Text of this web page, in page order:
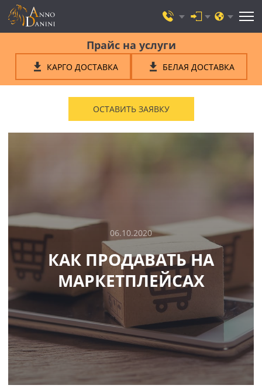
Прайс на услуги
КАРГО ДОСТАВКА БЕЛАЯ ДОСТАВКА
ОСТАВИТЬ ЗАЯВКУ
06.10.2020
КАК ПРОДАВАТЬ НА
МАРКЕТПЛЕЙСАХ